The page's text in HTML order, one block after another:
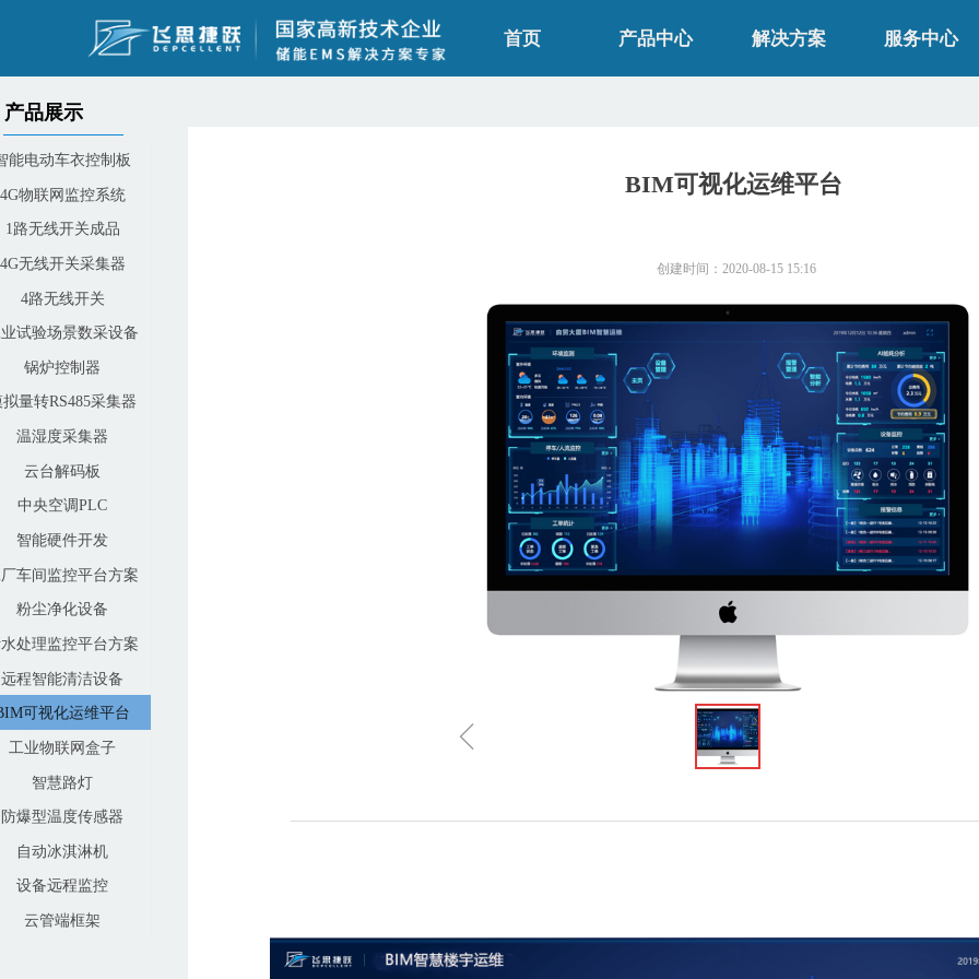
首页 产品中心 解决方案 服务中心
BIM可视化运维平台
创建时间： 2020-08-15 15:16
ꁆ
能电动车衣控制板
4G物联网监控系统
1路无线开关成品
4G无线开关采集器
4路无线开关
试验场景数采设备
锅炉控制器
拟量转RS485采集器
温湿度采集器
云台解码板
中央空调PLC
智能硬件开发
车间监控平台方案
粉尘净化设备
处理监控平台方案
远程智能清洁设备
可视化运维平台
工业物联网盒子
智慧路灯
防爆型温度传感器
自动冰淇淋机
设备远程监控
云管端框架
产品展示